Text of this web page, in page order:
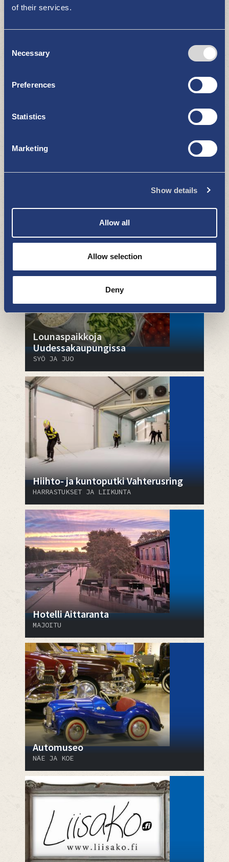
of their services.
Selection
Necessary
Preferences
Statistics
Marketing
Show details
Allow all
Allow selection
Deny
mobiilisovellus
Lounaspaikkoja
Uudessakaupungissa
SYÖ JA JUO
Hiihto- ja kuntoputki Vahterusring
HARRASTUKSET JA LIIKUNTA
Hotelli Aittaranta
MAJOITU
Automuseo
NÄE JA KOE